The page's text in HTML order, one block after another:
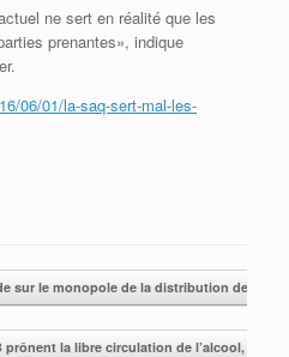
ne sert en réalité que les
prenantes», indique
06/01/la-saq-sert-mal-les-
sur le monopole de la distribution des
prônent la libre circulation de l’alcool,